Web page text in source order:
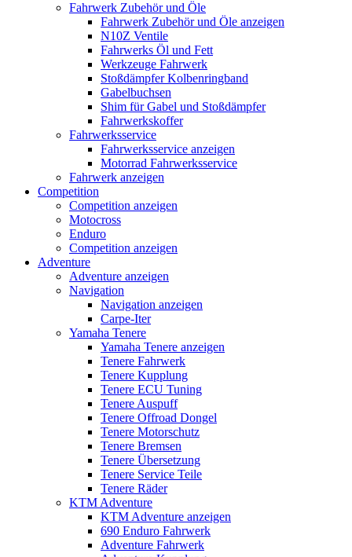
Fahrwerk Zubehör und Öle
Fahrwerk Zubehör und Öle anzeigen
N10Z Ventile
Fahrwerks Öl und Fett
Werkzeuge Fahrwerk
Stoßdämpfer Kolbenringband
Gabelbuchsen
Shim für Gabel und Stoßdämpfer
Fahrwerkskoffer
Fahrwerksservice
Fahrwerksservice anzeigen
Motorrad Fahrwerksservice
Fahrwerk anzeigen
Competition
Competition anzeigen
Motocross
Enduro
Competition anzeigen
Adventure
Adventure anzeigen
Navigation
Navigation anzeigen
Carpe-Iter
Yamaha Tenere
Yamaha Tenere anzeigen
Tenere Fahrwerk
Tenere Kupplung
Tenere ECU Tuning
Tenere Auspuff
Tenere Offroad Dongel
Tenere Motorschutz
Tenere Bremsen
Tenere Übersetzung
Tenere Service Teile
Tenere Räder
KTM Adventure
KTM Adventure anzeigen
690 Enduro Fahrwerk
Adventure Fahrwerk